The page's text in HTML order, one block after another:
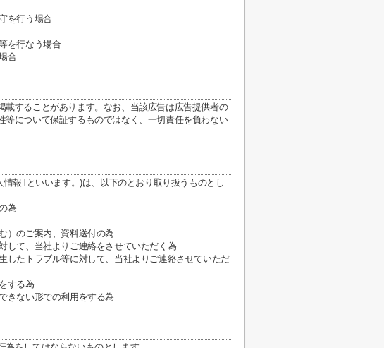
を行う場合
を行なう場合
合
することがあります。なお、当該広告は広告提供者の
について保証するものではなく、一切責任を負わない
報｣といいます。)は、以下のとおり取り扱うものとし
為
）のご案内、資料送付の為
して、当社よりご連絡をさせていただく為
したトラブル等に対して、当社よりご連絡させていただ
する為
きない形での利用をする為